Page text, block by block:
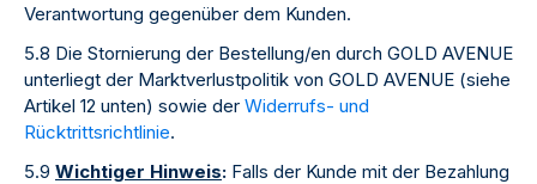
Verantwortung gegenüber dem Kunden.
5.8 Die Stornierung der Bestellung/en durch GOLD AVENUE
unterliegt der Marktverlustpolitik von GOLD AVENUE (siehe
Artikel 12 unten) sowie der Widerrufs- und
Rücktrittsrichtlinie.
5.9 Wichtiger Hinweis: Falls der Kunde mit der Bezahlung